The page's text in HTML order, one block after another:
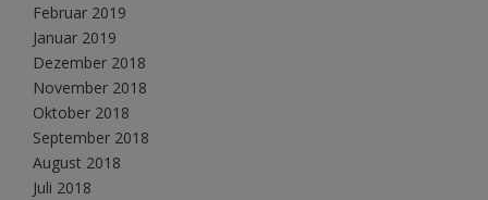
Februar 2019
Januar 2019
Dezember 2018
November 2018
Oktober 2018
September 2018
August 2018
Juli 2018